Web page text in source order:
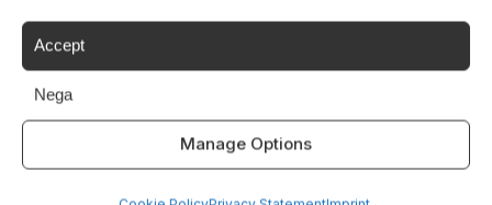
Accept
Nega
Manage Options
Tutte le Regioni →
Destinazioni